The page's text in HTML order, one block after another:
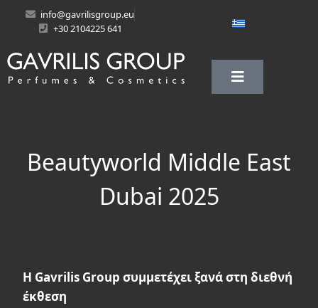
info@gavrilisgroup.eu
+30 2104225 641
Beautyworld Middle East
Dubai 2025
Η Gavrilis Group συμμετέχει ξανά στη διεθνή
έκθεση